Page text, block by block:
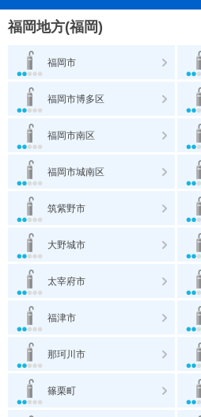
福岡地方(福岡)
福岡市
福岡市博多区
福岡市南区
福岡市城南区
筑紫野市
大野城市
太宰府市
福津市
那珂川市
篠栗町